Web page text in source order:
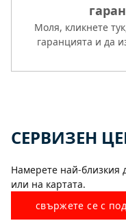
Моля, кликнете
гаранцията и да
СЕРВИЗЕН
Намерете най-близкия
или на картата.
свържете се с